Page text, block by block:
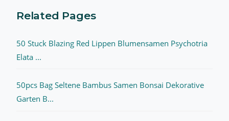
Related Pages
50 Stuck Blazing Red Lippen Blumensamen Psychotria
Elata ...
50pcs Bag Seltene Bambus Samen Bonsai Dekorative
Garten B...